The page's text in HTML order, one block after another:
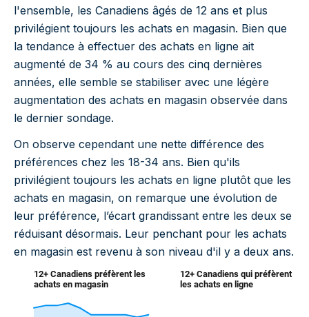
l'ensemble, les Canadiens âgés de 12 ans et plus
privilégient toujours les achats en magasin. Bien que
la tendance à effectuer des achats en ligne ait
augmenté de 34 % au cours des cinq dernières
années, elle semble se stabiliser avec une légère
augmentation des achats en magasin observée dans
le dernier sondage.
On observe cependant une nette différence des
préférences chez les 18-34 ans. Bien qu'ils
privilégient toujours les achats en ligne plutôt que les
achats en magasin, on remarque une évolution de
leur préférence, l’écart grandissant entre les deux se
réduisant désormais. Leur penchant pour les achats
en magasin est revenu à son niveau d'il y a deux ans.